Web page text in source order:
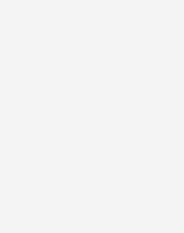
114 g/km; CO₂-
Emission: 126 g/
Emission: 127 g/
121 g/km; CO2-
121 g/km; CO2-